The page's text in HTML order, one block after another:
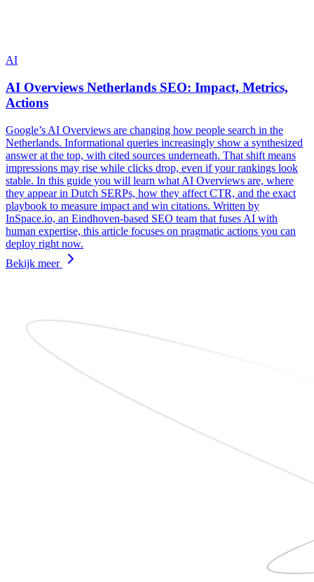
AI
AI Overviews Netherlands SEO: Impact, Metrics,
Actions
Google’s AI Overviews are changing how people search in the
Netherlands. Informational queries increasingly show a synthesized
answer at the top, with cited sources underneath. That shift means
impressions may rise while clicks drop, even if your rankings look
stable. In this guide you will learn what AI Overviews are, where
they appear in Dutch SERPs, how they affect CTR, and the exact
playbook to measure impact and win citations. Written by
InSpace.io, an Eindhoven-based SEO team that fuses AI with
human expertise, this article focuses on pragmatic actions you can
deploy right now.
Bekijk meer